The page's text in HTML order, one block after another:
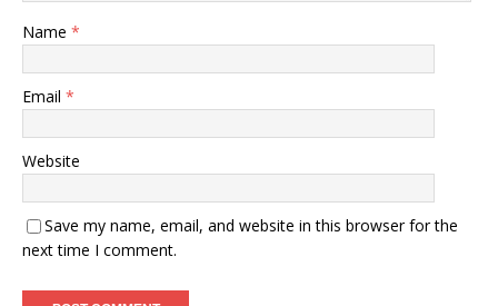
Name *
Email *
Website
Save my name, email, and website in this browser for the
next time I comment.